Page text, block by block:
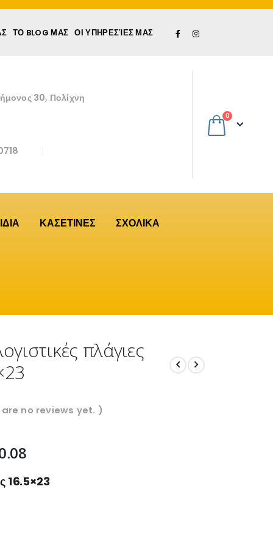
ΤΟ BLOG ΜΑΣ ΟΙ ΥΠΗΡΕΣΊΕΣ ΜΑΣ
30, Πολίχνη
0
ΚΑΣΕΤΙΝΕΣ ΣΧΟΛΙΚΑ
πλάγιες
no reviews yet. )
16.5×23